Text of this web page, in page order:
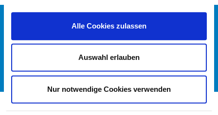
Alle Cookies zulassen
Auswahl erlauben
Nur notwendige Cookies verwenden
© DEUTSCHES KRANKENHAUS VERZEICHNIS 2026
DATENSCHUTZ